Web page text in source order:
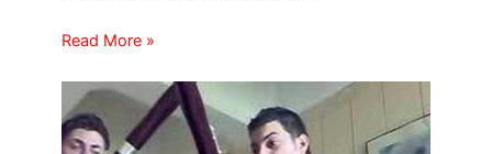
Read More »